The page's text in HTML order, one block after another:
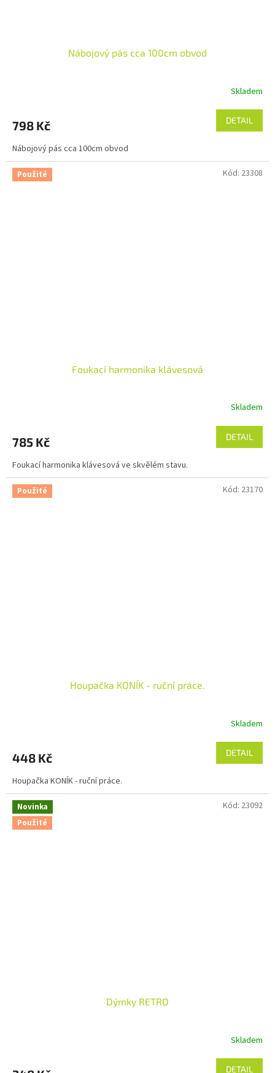
Nábojový pás cca 100cm obvod
Skladem
798 Kč DETAIL
Nábojový pás cca 100cm obvod
Použité
Foukací harmonika klávesová
Skladem
785 Kč DETAIL
Foukací harmonika klávesová ve skvělém stavu.
Kód: 23308
Použité
Houpačka KONÍK - ruční práce.
Skladem
448 Kč DETAIL
Houpačka KONÍK - ruční práce.
Kód: 23170
Novinka
Použité
Dýmky RETRO
Skladem
DETAIL
Kód: 23092